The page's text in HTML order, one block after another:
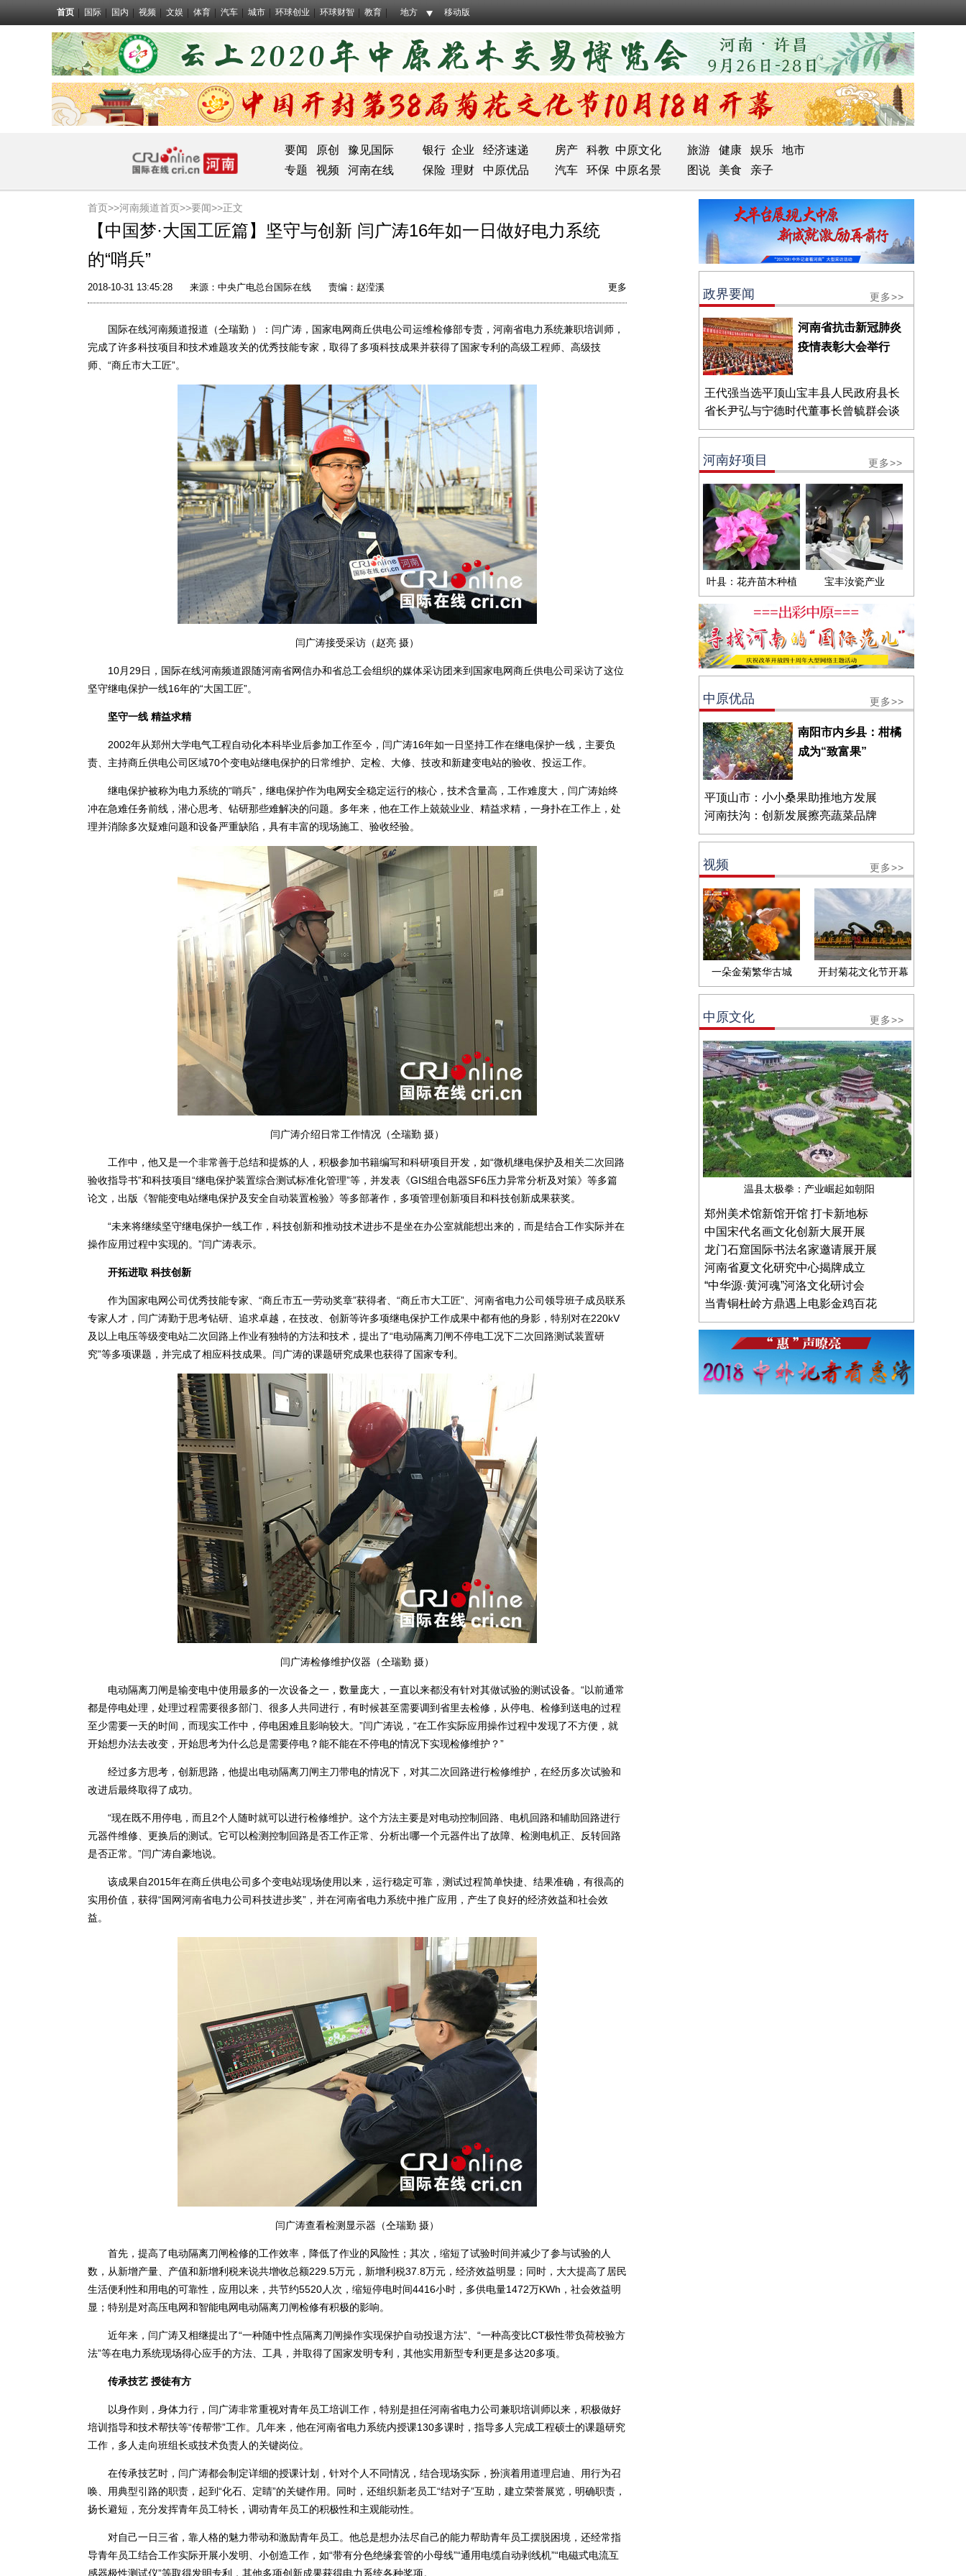
首页 国际 国内 视频 文娱 体育 汽车 城市 环球创业 环球财智 教育 地方 移动版
要闻 原创 豫见国际 银行 企业 经济速递 房产 科教 中原文化 旅游 健康 娱乐
地市
专题
视频 河南在线 保险 理财 中原优品 汽车 环保 中原名景 图说 美食 亲子
首页>>河南频道首页>>要闻>>正文
【中国梦·大国工匠篇】坚守与创新 闫广涛16年如一日做好电力系统
的“哨兵”
2018-10-31 13:45:28 来源：中央广电总台国际在线 责编：赵滢溪 更多
国际在线河南频道报道（仝瑞勤 ）：闫广涛，国家电网商丘供电公司运维检修部专责，河南省电力系统兼职培训师，
完成了许多科技项目和技术难题攻关的优秀技能专家，取得了多项科技成果并获得了国家专利的高级工程师、高级技
师、“商丘市大工匠”。
闫广涛接受采访（赵亮 摄）
10月29日，国际在线河南频道跟随河南省网信办和省总工会组织的媒体采访团来到国家电网商丘供电公司采访了这位
坚守继电保护一线16年的“大国工匠”。
坚守一线 精益求精
2002年从郑州大学电气工程自动化本科毕业后参加工作至今，闫广涛16年如一日坚持工作在继电保护一线，主要负
责、主持商丘供电公司区域70个变电站继电保护的日常维护、定检、大修、技改和新建变电站的验收、投运工作。
继电保护被称为电力系统的“哨兵”，继电保护作为电网安全稳定运行的核心，技术含量高，工作难度大，闫广涛始终
冲在急难任务前线，潜心思考、钻研那些难解决的问题。多年来，他在工作上兢兢业业、精益求精，一身扑在工作上，处
理并消除多次疑难问题和设备严重缺陷，具有丰富的现场施工、验收经验。
闫广涛介绍日常工作情况（仝瑞勤 摄）
工作中，他又是一个非常善于总结和提炼的人，积极参加书籍编写和科研项目开发，如“微机继电保护及相关二次回路
验收指导书”和科技项目“继电保护装置综合测试标准化管理”等，并发表《GIS组合电器SF6压力异常分析及对策》等多篇
论文，出版《智能变电站继电保护及安全自动装置检验》等多部著作，多项管理创新项目和科技创新成果获奖。
“未来将继续坚守继电保护一线工作，科技创新和推动技术进步不是坐在办公室就能想出来的，而是结合工作实际并在
操作应用过程中实现的。”闫广涛表示。
开拓进取 科技创新
作为国家电网公司优秀技能专家、“商丘市五一劳动奖章”获得者、“商丘市大工匠”、河南省电力公司领导班子成员联系
专家人才，闫广涛勤于思考钻研、追求卓越，在技改、创新等许多项继电保护工作成果中都有他的身影，特别对在220kV
及以上电压等级变电站二次回路上作业有独特的方法和技术，提出了“电动隔离刀闸不停电工况下二次回路测试装置研
究”等多项课题，并完成了相应科技成果。闫广涛的课题研究成果也获得了国家专利。
闫广涛检修维护仪器（仝瑞勤 摄）
电动隔离刀闸是输变电中使用最多的一次设备之一，数量庞大，一直以来都没有针对其做试验的测试设备。“以前通常
都是停电处理，处理过程需要很多部门、很多人共同进行，有时候甚至需要调到省里去检修，从停电、检修到送电的过程
至少需要一天的时间，而现实工作中，停电困难且影响较大。”闫广涛说，“在工作实际应用操作过程中发现了不方便，就
开始想办法去改变，开始思考为什么总是需要停电？能不能在不停电的情况下实现检修维护？”
经过多方思考，创新思路，他提出电动隔离刀闸主刀带电的情况下，对其二次回路进行检修维护，在经历多次试验和
改进后最终取得了成功。
“现在既不用停电，而且2个人随时就可以进行检修维护。这个方法主要是对电动控制回路、电机回路和辅助回路进行
元器件维修、更换后的测试。它可以检测控制回路是否工作正常、分析出哪一个元器件出了故障、检测电机正、反转回路
是否正常。”闫广涛自豪地说。
该成果自2015年在商丘供电公司多个变电站现场使用以来，运行稳定可靠，测试过程简单快捷、结果准确，有很高的
实用价值，获得“国网河南省电力公司科技进步奖”，并在河南省电力系统中推广应用，产生了良好的经济效益和社会效
益。
闫广涛查看检测显示器（仝瑞勤 摄）
首先，提高了电动隔离刀闸检修的工作效率，降低了作业的风险性；其次，缩短了试验时间并减少了参与试验的人
数，从新增产量、产值和新增利税来说共增收总额229.5万元，新增利税37.8万元，经济效益明显；同时，大大提高了居民
生活便利性和用电的可靠性，应用以来，共节约5520人次，缩短停电时间4416小时，多供电量1472万KWh，社会效益明
显；特别是对高压电网和智能电网电动隔离刀闸检修有积极的影响。
近年来，闫广涛又相继提出了“一种随中性点隔离刀闸操作实现保护自动投退方法”、“一种高变比CT极性带负荷校验方
法”等在电力系统现场得心应手的方法、工具，并取得了国家发明专利，其他实用新型专利更是多达20多项。
传承技艺 授徒有方
以身作则，身体力行，闫广涛非常重视对青年员工培训工作，特别是担任河南省电力公司兼职培训师以来，积极做好
培训指导和技术帮扶等“传帮带”工作。几年来，他在河南省电力系统内授课130多课时，指导多人完成工程硕士的课题研究
工作，多人走向班组长或技术负责人的关键岗位。
在传承技艺时，闫广涛都会制定详细的授课计划，针对个人不同情况，结合现场实际，扮演着用道理启迪、用行为召
唤、用典型引路的职责，起到“化石、定睛”的关键作用。同时，还组织新老员工“结对子”互助，建立荣誉展览，明确职责，
扬长避短，充分发挥青年员工特长，调动青年员工的积极性和主观能动性。
对自己一日三省，靠人格的魅力带动和激励青年员工。他总是想办法尽自己的能力帮助青年员工摆脱困境，还经常指
导青年员工结合工作实际开展小发明、小创造工作，如“带有分色绝缘套管的小母线”“通用电缆自动剥线机”“电磁式电流互
感器极性测试仪”等取得发明专利，其他多项创新成果获得电力系统各种奖项。
政界要闻 更多>>
河南省抗击新冠肺炎
疫情表彰大会举行
王代强当选平顶山宝丰县人民政府县长
省长尹弘与宁德时代董事长曾毓群会谈
河南好项目 更多>>
叶县：花卉苗木种植 宝丰汝瓷产业
中原优品 更多>>
南阳市内乡县：柑橘
成为“致富果”
平顶山市：小小桑果助推地方发展
河南扶沟：创新发展擦亮蔬菜品牌
视频 更多>>
一朵金菊繁华古城 开封菊花文化节开幕
中原文化 更多>>
温县太极拳：产业崛起如朝阳
郑州美术馆新馆开馆 打卡新地标
中国宋代名画文化创新大展开展
龙门石窟国际书法名家邀请展开展
河南省夏文化研究中心揭牌成立
“中华源·黄河魂”河洛文化研讨会
当青铜杜岭方鼎遇上电影金鸡百花